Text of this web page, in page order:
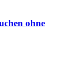
ohne